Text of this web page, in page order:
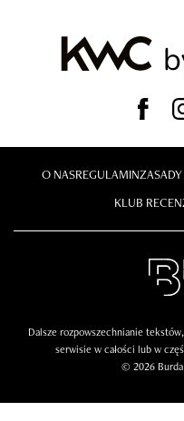
O NASREGULAMIN
KLUB
Dalsze rozpowszechnianie
serwisie w całości lub w
© 2026 Burda